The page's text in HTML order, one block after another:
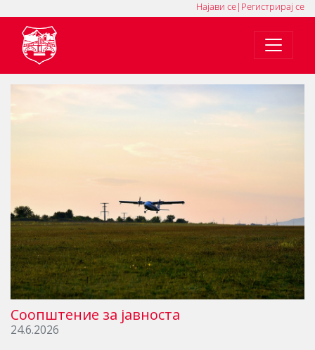
Регистрирај се
|
Најави се
Соопштение за јавностa
24.6.2026